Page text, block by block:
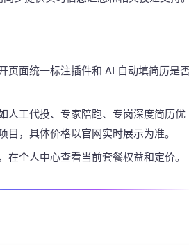
页面统一标注插件和 AI 自动填简历是
人工代投、专家陪跑、专岗深度简历优
目，具体价格以官网实时展示为准。
在个人中心查看当前套餐权益和定价。